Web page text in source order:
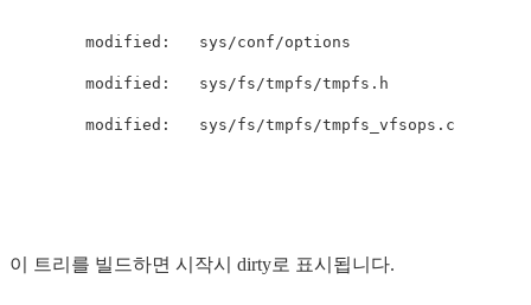
        modified:   sys/conf/options
        modified:   sys/fs/tmpfs/tmpfs.h
        modified:   sys/fs/tmpfs/tmpfs_vfsops.c
이 트리를 빌드하면 시작시 dirty로 표시됩니다.